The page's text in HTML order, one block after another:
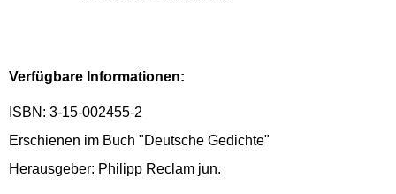
Verfügbare Informationen:
ISBN: 3-15-002455-2
Erschienen im Buch "Deutsche Gedichte"
Herausgeber: Philipp Reclam jun.